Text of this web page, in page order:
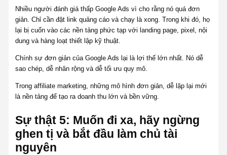
Nhiều người đánh giá thấp Google Ads vì cho rằng nó quá đơn
giản. Chỉ cần đặt link quảng cáo và chạy là xong. Trong khi đó, họ
lại bị cuốn vào các nền tảng phức tạp với landing page, pixel, nội
dung và hàng loạt thiết lập kỹ thuật.
Chính sự đơn giản của Google Ads lại là lợi thế lớn nhất. Nó dễ
sao chép, dễ nhân rộng và dễ tối ưu quy mô.
Trong affiliate marketing, những mô hình đơn giản, dễ lặp lại mới
là nền tảng để tạo ra doanh thu lớn và bền vững.
Sự thật 5: Muốn đi xa, hãy ngừng
ghen tị và bắt đầu làm chủ tài
nguyên